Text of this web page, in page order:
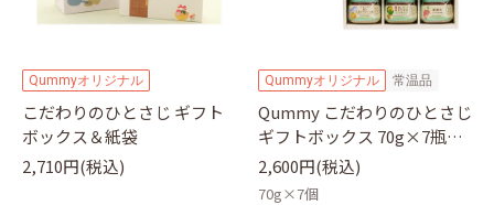
Qummyオリジナル
こだわりのひとさじ ギフト
ボックス＆紙袋
2,710円(税込)
Qummyオリジナル 常温品
Qummy こだわりのひとさじ
ギフトボックス 70g×7瓶｜
キユーピー
2,600円(税込)
70g×7個